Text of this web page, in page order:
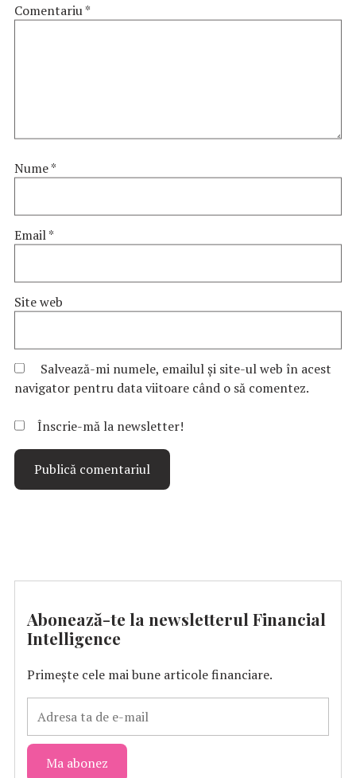
Comentariu*
Nume*
Email*
Site web
Salvează-mi numele, emailul și site-ul web în acest
navigator pentru data viitoare când o să comentez.
Înscrie-mă la newsletter!
Abonează-te la newsletterul Financial
Intelligence
Primește cele mai bune articole financiare.